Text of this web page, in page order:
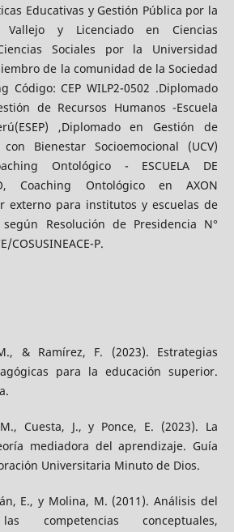
Educativas y Gestión Pública por la
Vallejo y Licenciado en Ciencias
Sociales por la Universidad
de la comunidad de la Sociedad
Código: CEP WILP2-0502 .Diplomado
de Recursos Humanos -Escuela
,Diplomado en Gestión de
Bienestar Socioemocional (UCV)
Ontológico - ESCUELA DE
Coaching Ontológico en AXON
externo para institutos y escuelas de
Resolución de Presidencia N°
COSUSINEACE-P.
& Ramírez, F. (2023). Estrategias
para la educación superior.
Cuesta, J., y Ponce, E. (2023). La
mediadora del aprendizaje. Guía
Universitaria Minuto de Dios.
E., y Molina, M. (2011). Análisis del
competencias conceptuales,